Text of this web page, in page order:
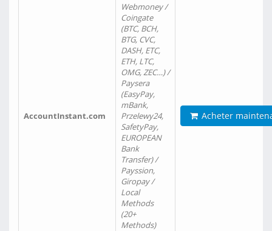
AccountInstant.com
Webmoney /
Coingate
(BTC, BCH,
BTG, CVC,
DASH, ETC,
ETH, LTC,
OMG, ZEC…) /
Paysera
(EasyPay,
mBank,
Przelewy24,
SafetyPay,
EUROPEAN
Bank
Transfer) /
Payssion,
Giropay /
Local
Methods
(20+
Methods)
Acheter